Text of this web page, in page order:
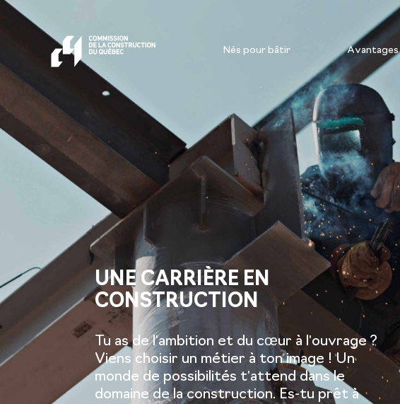
Nés pour bâtir Avantages
UNE CARRIÈRE EN
CONSTRUCTION
Tu as de l'ambition et du cœur à l'ouvrage ?
Viens choisir un métier à ton image ! Un
monde de possibilités t'attend dans le
domaine de la construction. Es-tu prêt à